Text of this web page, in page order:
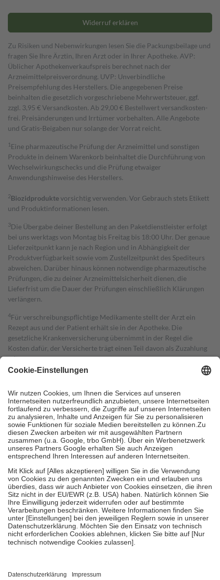
Widerruf erklären
Zu Risiken und Nebenwirkungen lesen Sie die Packungsbeilage und
fragen Sie Ihre Ärztin, Ihren Arzt oder in Ihrer Apotheke. AVP:
Üblicher Apothekenverkaufspreis berechnet nach der
Arzneimittelpreisverordnung. UVP: Unverbindliche
Preisempfehlung des Herstellers. Die angegebenen Preise
beinhalten die gesetzlich vorgeschriebene Mehrwertsteuer, ggf.
zzgl. 3,95 € Versandkosten. Ab 29,00 € Bestell­wert versand­kosten­
frei. Preisänderungen und Irrtümer vorbehalten. Alle Angebote
und Gratis-Beigaben nur solange der Vorrat reicht.
1 Eine pharmazeutische Prüfung der Arzneimittel und sonstigen
Produkte in deinem Warenkorb beinhaltet die Durchführung von
Wechselwirkungschecks und die Prüfung etwaiger
Anwendungshinweise des Herstellers.
2Biozidproduktevorsichtig verwenden. Vor Gebrauch stets Etikett
und Produktinformationen lesen.
3Die Übergabe deiner Bestellung an den Paketdienstleister erfolgt
bei uns werktags von Montag bis Freitag bis 18:00 Uhr. Der genaue
Lieferzeitpunkt kann je nach Region und in Abhängigkeit der
Produktverfügbarkeit sowie vom Zustellzeitpunkt des Spediteurs
abweichen. Darüber hinaus können notwendige pharmazeutische
Prüfungen, die zu deiner Arzneimittelsicherheit dienen, die
Lieferfrist um die Dauer der Prüfungen einschließlich Klärungen
verlängern.
4Für verschreibungspflichtige Medikamente stellt der Arzt ein
Rezept aus und der Patient erhält sie in der Apotheke. Die
gesetzliche Krankenversicherung übernimmt in der Regel die
Kosten dafür, der Versicherte trägt einen Teil davon als Zuzahlung
mit.
Grundsätzlich leisten Mitglieder Zuzahlungen in Höhe von zehn
höchstens zehn Euro.
Es sind jedoch nie mehr als die tatsächlichen
Kosten der Leistung zu entrichten.
Diese Regeln gelten grundsätzlich auch für Online-Apotheken.
Bei Heilmitteln und häuslicher Krankenpflege beträgt die
Zuzahlung zehn Prozent der Kosten sowie zehn Euro je
Verordnung.
Um das Engagement der Versicherten für ihre eigene Gesundheit zu
stärken und die besondere Stellung der Familie zu unterstützen,
fallenkeine Zuzahlungenan bei:
• Kindern und Jugendlichen bis zum vollendeten 18. Lebensjahr
mit Ausnahme der Fahrkosten
• Untersuchungen zur Vorsorge und Früherkennung, die von der
GKV getragen werden
• empfohlenen Schutzimpfungen
• Harn- und Blutteststreifen
getroffen, um sicherzustellen, dass es sich um echte Bewertungen